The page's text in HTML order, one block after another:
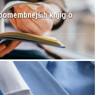
knjig o